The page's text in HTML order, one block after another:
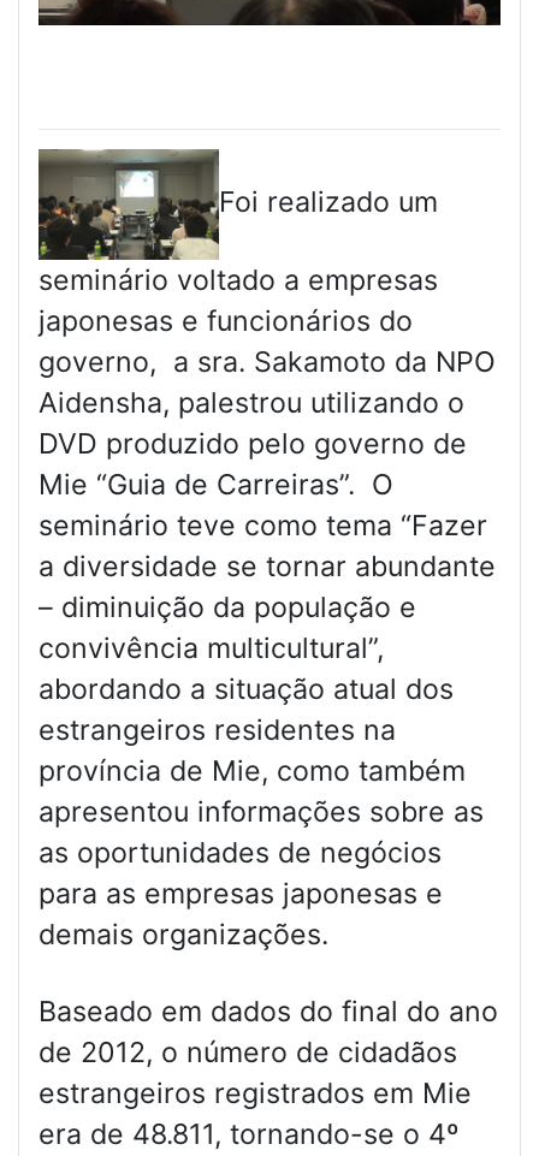
Foi realizado um
seminário voltado a empresas
japonesas e funcionários do
governo, a sra. Sakamoto da NPO
Aidensha, palestrou utilizando o
DVD produzido pelo governo de
Mie “Guia de Carreiras”. O
seminário teve como tema “Fazer
a diversidade se tornar abundante
– diminuição da população e
convivência multicultural”,
abordando a situação atual dos
estrangeiros residentes na
província de Mie, como também
apresentou informações sobre as
as oportunidades de negócios
para as empresas japonesas e
demais organizações.
Baseado em dados do final do ano
de 2012, o número de cidadãos
estrangeiros registrados em Mie
era de 48.811, tornando-se o 4º